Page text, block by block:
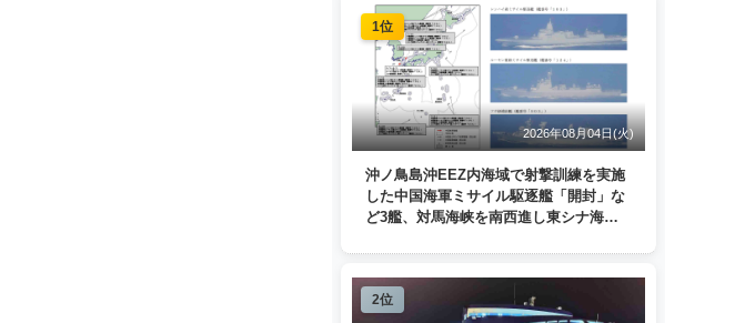
1位
2026年08月04日(火)
沖ノ鳥島沖EEZ内海域で射撃訓練を実施
した中国海軍ミサイル駆逐艦「開封」な
ど3艦、対馬海峡を南西進し東シナ海
2位